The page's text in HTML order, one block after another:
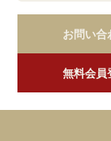
お問い合
無料会員